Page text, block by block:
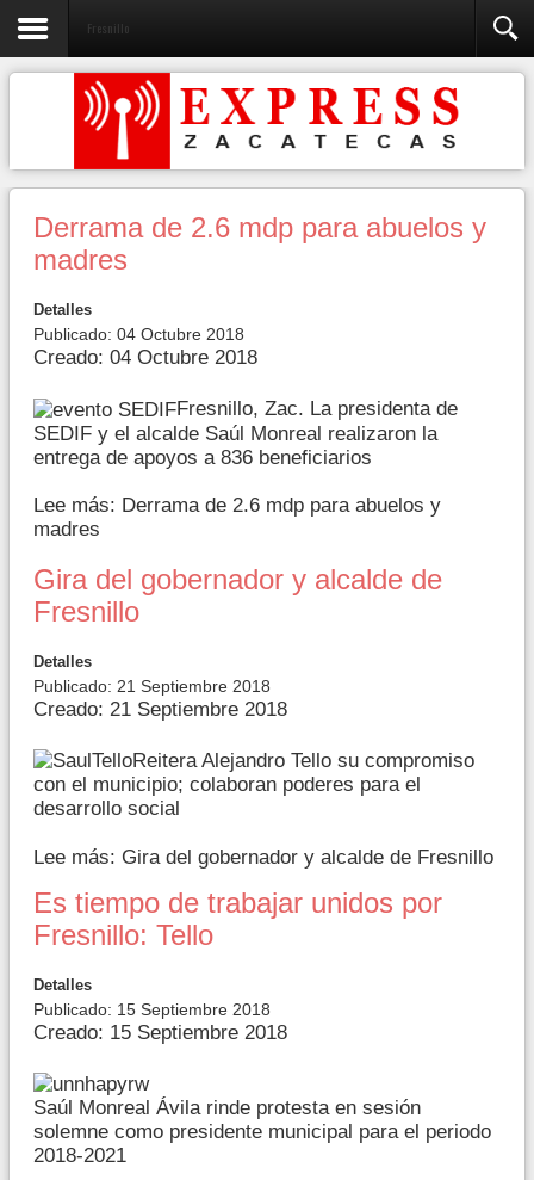
Fresnillo
Derrama de 2.6 mdp para abuelos y
madres
Detalles
Publicado: 04 Octubre 2018
Creado: 04 Octubre 2018
Fresnillo, Zac. La presidenta de
SEDIF y el alcalde Saúl Monreal realizaron la
entrega de apoyos a 836 beneficiarios
Lee más: Derrama de 2.6 mdp para abuelos y
madres
Gira del gobernador y alcalde de
Fresnillo
Detalles
Publicado: 21 Septiembre 2018
Creado: 21 Septiembre 2018
Reitera Alejandro Tello su compromiso
con el municipio; colaboran poderes para el
desarrollo social
Lee más: Gira del gobernador y alcalde de Fresnillo
Es tiempo de trabajar unidos por
Fresnillo: Tello
Detalles
Publicado: 15 Septiembre 2018
Creado: 15 Septiembre 2018
Saúl Monreal Ávila rinde protesta en sesión
solemne como presidente municipal para el periodo
2018-2021